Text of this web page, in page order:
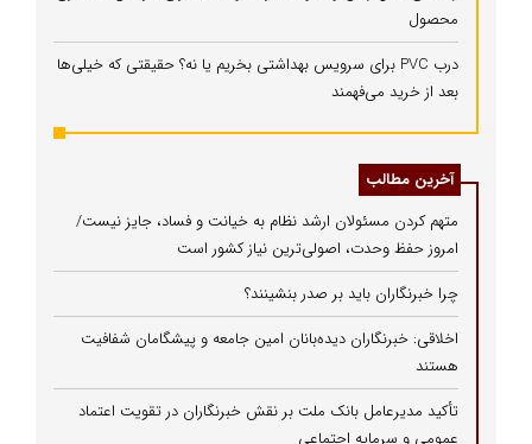
محصول
درب PVC برای سرویس بهداشتی بخریم یا نه؟ حقیقتی که خیلی‌ها
بعد از خرید می‌فهمند
آخرین مطالب
متهم کردن مسئولان ارشد نظام به خیانت و فساد، جایز نیست/
امروز حفظ وحدت، اصولی‌ترین نیاز کشور است
چرا خبرنگاران باید بر صدر بنشینند؟
اخلاقی: خبرنگاران دیده‌بانان امین جامعه و پیشگامان شفافیت
هستند
تأکید مدیرعامل بانک ملت بر نقش خبرنگاران در تقویت اعتماد
عمومی و سرمایه اجتماعی